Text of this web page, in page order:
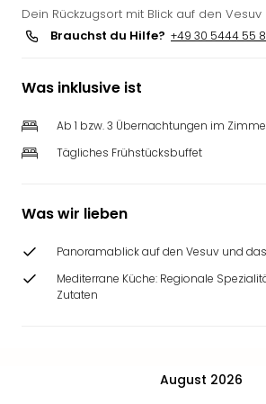
Dein Rückzugsort mit Blick auf den Vesuv
Brauchst du Hilfe? +49 30 5444 55
Was inklusive ist
Ab 1 bzw. 3 Übernachtungen im
Tägliches Frühstücksbuffet
Was wir lieben
Panoramablick auf den Vesuv und
Mediterrane Küche: Regionale
Zutaten
August 2026